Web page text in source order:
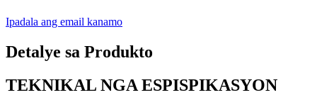
Ipadala ang email kanamo
Detalye sa Produkto
TEKNIKAL NGA ESPISPIKASYON